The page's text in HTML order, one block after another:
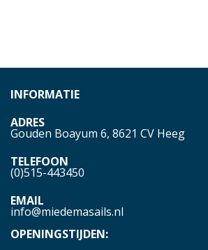
INFORMATIE
ADRES
Gouden Boayum 6, 8621 CV Heeg
TELEFOON
(0)515-443450
EMAIL
info@miedemasails.nl
OPENINGSTIJDEN: